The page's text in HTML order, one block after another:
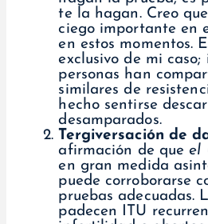
te la hagan. Creo
ciego importante en
en estos momentos.
exclusivo de mi caso;
personas han
similares de
hecho sentirse
desamparados.
Tergiversación de
afirmación de queel
en gran medida
puede corroborarse
pruebas adecuadas.
padecen ITU